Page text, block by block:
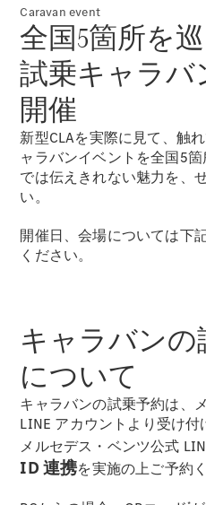
買取サービ
ス
見積シミュ
レーション
試乗リクエ
スト
サービスプ
ログラム
Caravan event
全国5箇所を巡
試乗キャラバ
開催
新型CLAを実際に見て、触
ャラバンイベントを全国5
では伝えきれない魅力を、
い。
開催日、会場については下
ください。
キャラバン
について
キャラバンの試乗予約は、
LINE アカウントより受け付
メルセデス・ベンツ公式
ID 連携を実施の上ご予約